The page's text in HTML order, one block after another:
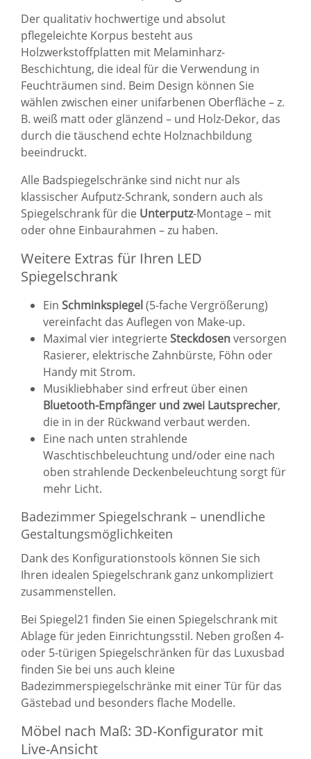
Der qualitativ hochwertige und absolut
pflegeleichte Korpus besteht aus
Holzwerkstoffplatten mit Melaminharz-
Beschichtung, die ideal für die Verwendung in
Feuchträumen sind. Beim Design können Sie
wählen zwischen einer unifarbenen Oberfläche – z.
B. weiß matt oder glänzend – und Holz-Dekor, das
durch die täuschend echte Holznachbildung
beeindruckt.
Alle Badspiegelschränke sind nicht nur als
klassischer Aufputz-Schrank, sondern auch als
Spiegelschrank für die Unterputz-Montage – mit
oder ohne Einbaurahmen – zu haben.
Weitere Extras für Ihren LED
Spiegelschrank
Ein Schminkspiegel (5-fache Vergrößerung)
vereinfacht das Auflegen von Make-up.
Maximal vier integrierte Steckdosenversorgen
Rasierer, elektrische Zahnbürste, Föhn oder
Handy mit Strom.
Musikliebhaber sind erfreut über einen
Bluetooth-Empfänger und zwei Lautsprecher,
die in in der Rückwand verbaut werden.
Eine nach unten strahlende
Waschtischbeleuchtung und/oder eine nach
oben strahlende Deckenbeleuchtung sorgt für
mehr Licht.
Badezimmer Spiegelschrank – unendliche
Gestaltungsmöglichkeiten
Dank des Konfigurationstools können Sie sich
Ihren idealen Spiegelschrank ganz unkompliziert
zusammenstellen.
Bei Spiegel21 finden Sie einen Spiegelschrank mit
Ablage für jeden Einrichtungsstil. Neben großen 4-
oder 5-türigen Spiegelschränken für das Luxusbad
finden Sie bei uns auch kleine
Badezimmerspiegelschränke mit einer Tür für das
Gästebad und besonders flache Modelle.
Möbel nach Maß: 3D-Konfigurator mit
Live-Ansicht